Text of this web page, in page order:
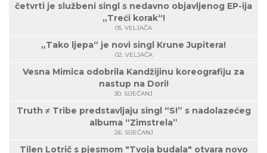
četvrti je službeni singl s nedavno objavljenog EP-ija
„Treći korak“!
05. VELJAČA
„Tako ljepa“ je novi singl Krune Jupitera!
02. VELJAČA
Vesna Mimica odobrila Kandžijinu koreografiju za
nastup na Dori!
30. SIJEČANJ
Truth ≠ Tribe predstavljaju singl “S!” s nadolazećeg
albuma “Zimstrela”
26. SIJEČANJ
Tilen Lotrič s pjesmom "Tvoja budala" otvara novo